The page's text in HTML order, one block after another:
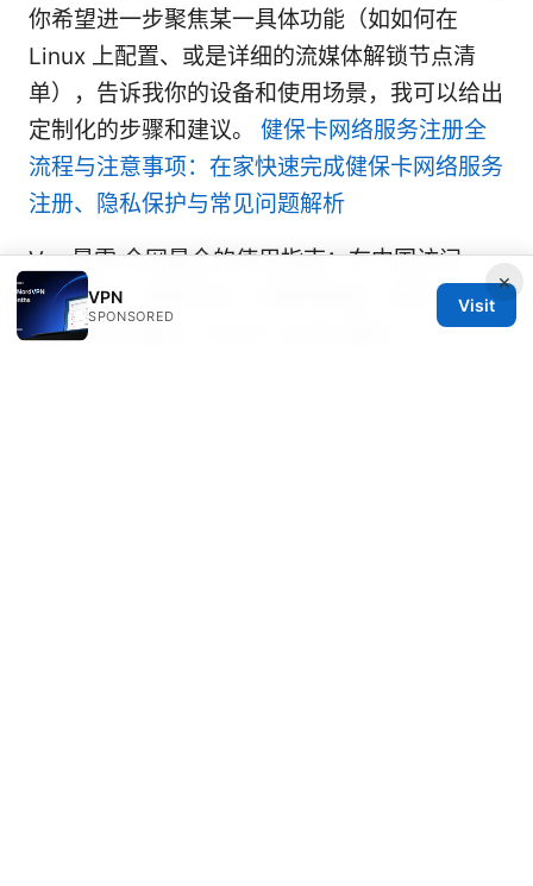
你希望进一步聚焦某一具体功能（如如何在
Linux 上配置、或是详细的流媒体解锁节点清
单），告诉我你的设备和使用场景，我可以给出
定制化的步骤和建议。 健保卡网络服务注册全
流程与注意事项：在家快速完成健保卡网络服务
注册、隐私保护与常见问题解析
Vpn暴雪 全网最全的使用指南：在中国访问、
隐私保护、速度测试、流媒体解锁、跨区域游戏
加速与购买要点（2025–2026 更新）
×
VPN
SPONSORED
Visit